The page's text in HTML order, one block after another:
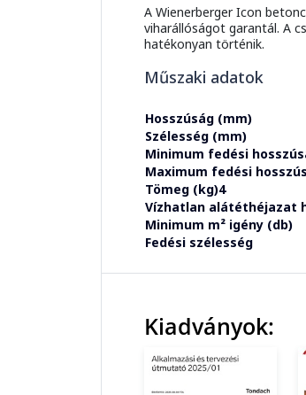
A Wienerberger Icon
viharállóságot garantál. A
hatékonyan történik.
Műszaki adatok
Hosszúság (mm)
Szélesség (mm)
Minimum fedési
Maximum fedési
Tömeg (kg)4
Vízhatlan alátéthéjazat
Minimum m² igény (db)
Fedési szélesség
Kiadványok: